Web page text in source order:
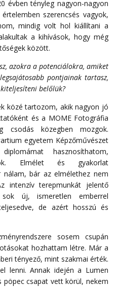
évben tényleg nagyon-nagyon
szerencsés vagyok,
mindig volt hol kiállítani a
a kihívások, hogy még
között.
azokra a potenciálokra, amiket
pontjainak tartasz,
belőlük?
közé tartozom, akik nagyon jó
és a MOME Fotográfia
csodás közegben mozgok.
egyetem Képzőművészet
hasznosíthatom,
Elmélet és gyakorlat
bár az elmélethez nem
intenzív terepmunkát jelentő
új, ismeretlen emberrel
de azért hosszú és
sosem csupán
hozhattam létre. Már a
tényező, mint szakmai érték.
lenni. Annak idején a Lumen
pöpec csapat vett körül, nekem